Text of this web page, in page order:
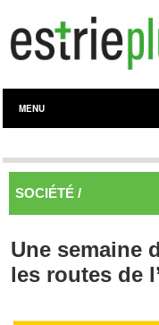
MENU
SOCIÉTÉ /
Une semaine
les routes de